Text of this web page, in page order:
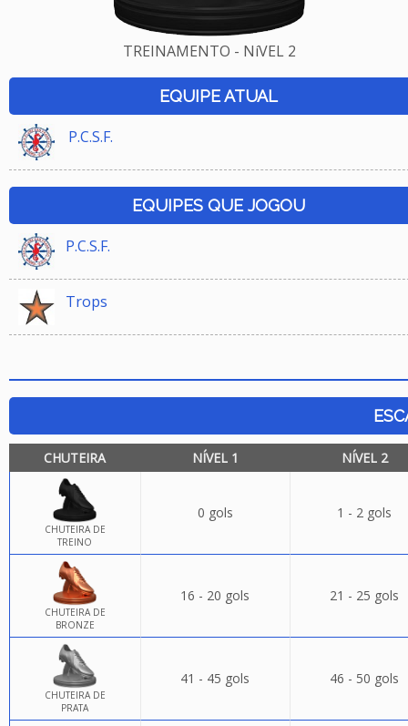
TREINAMENTO - NíVEL 2
EQUIPE ATUAL
P.C.S.F.
EQUIPES QUE JOGOU
P.C.S.F.
Trops
CHUTEIRA NÍVEL 1 NÍVEL 2
CHUTEIRA DE
TREINO
0 gols 1 - 2 gols
CHUTEIRA DE
BRONZE
16 - 20 gols 21 - 25 gols
CHUTEIRA DE
PRATA
41 - 45 gols 46 - 50 gols